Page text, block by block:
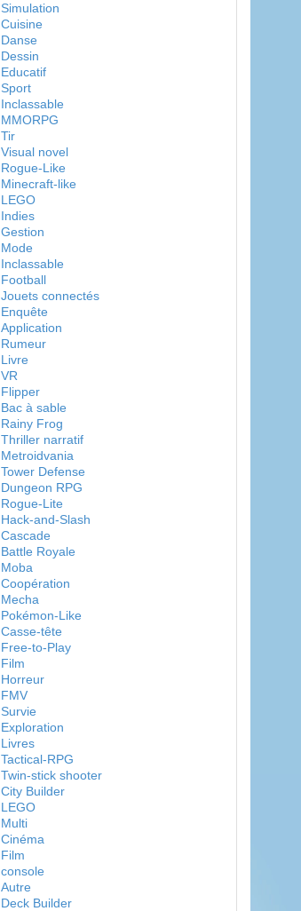
Simulation
Cuisine
Danse
Dessin
Educatif
Sport
Inclassable
MMORPG
Tir
Visual novel
Rogue-Like
Minecraft-like
LEGO
Indies
Gestion
Mode
Inclassable
Football
Jouets connectés
Enquête
Application
Rumeur
Livre
VR
Flipper
Bac à sable
Rainy Frog
Thriller narratif
Metroidvania
Tower Defense
Dungeon RPG
Rogue-Lite
Hack-and-Slash
Cascade
Battle Royale
Moba
Coopération
Mecha
Pokémon-Like
Casse-tête
Free-to-Play
Film
Horreur
FMV
Survie
Exploration
Livres
Tactical-RPG
Twin-stick shooter
City Builder
LEGO
Multi
Cinéma
Film
console
Autre
Deck Builder